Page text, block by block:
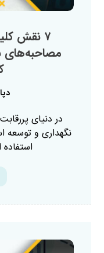
۷ نقش
مصاحبه‌های
در دنیای
نگهداری و توسعه